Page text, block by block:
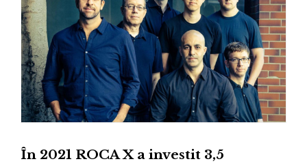
În 2021 ROCA X a investit 3,5